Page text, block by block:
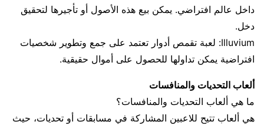
داخل عالم افتراضي. يمكن بيع هذه الأصول أو تأجيرها لتحقيق
دخل.
Illuvium: لعبة تقمص أدوار تعتمد على جمع وتطوير شخصيات
افتراضية يمكن تداولها للحصول على أموال حقيقية.
ألعاب التحديات والمنافسات
ما هي ألعاب التحديات والمنافسات؟
هي ألعاب تتيح للاعبين المشاركة في مسابقات أو تحديات، حيث